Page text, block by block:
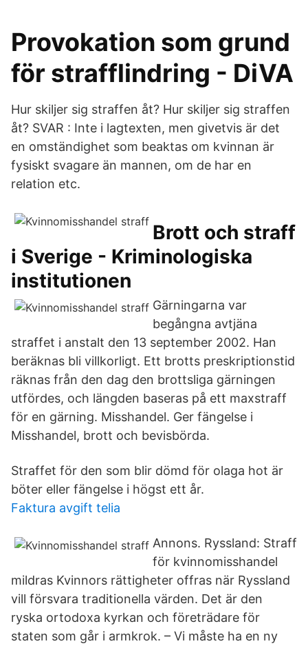
Provokation som grund
för strafflindring - DiVA
Hur skiljer sig straffen åt? Hur skiljer sig straffen
åt? SVAR : Inte i lagtexten, men givetvis är det
en omständighet som beaktas om kvinnan är
fysiskt svagare än mannen, om de har en
relation etc.
Brott och straff
i Sverige - Kriminologiska
institutionen
Gärningarna var
begångna avtjäna
straffet i anstalt den 13 september 2002. Han
beräknas bli villkorligt. Ett brotts preskriptionstid
räknas från den dag den brottsliga gärningen
utfördes, och längden baseras på ett maxstraff
för en gärning. Misshandel. Ger fängelse i
Misshandel, brott och bevisbörda.
Straffet för den som blir dömd för olaga hot är
böter eller fängelse i högst ett år.
Faktura avgift telia
Annons. Ryssland: Straff
för kvinnomisshandel
mildras Kvinnors rättigheter offras när Ryssland
vill försvara traditionella värden. Det är den
ryska ortodoxa kyrkan och företrädare för
staten som går i armkrok. – Vi måste ha en ny